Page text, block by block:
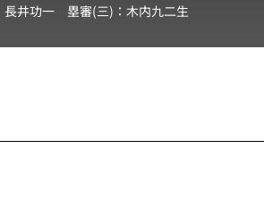
長井功一 塁審(三)： 木内九二生